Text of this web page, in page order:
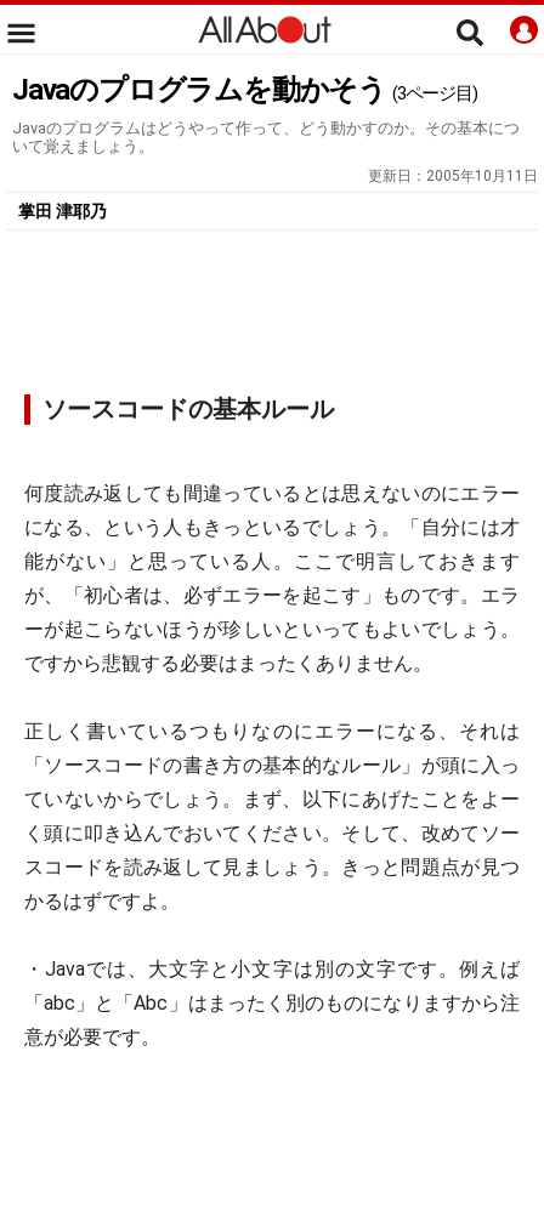
Javaのプログラムを動かそう (3ページ目)
Javaのプログラムはどうやって作って、どう動かすのか。その基本につ
いて覚えましょう。
更新日： 2005年10月11日
掌田 津耶乃
ソースコードの基本ルール
何度読み返しても間違っているとは思えないのにエラー
になる、という人もきっといるでしょう。「自分には才
能がない」と思っている人。ここで明言しておきます
が、「初心者は、必ずエラーを起こす」ものです。エラ
ーが起こらないほうが珍しいといってもよいでしょう。
ですから悲観する必要はまったくありません。
正しく書いているつもりなのにエラーになる、それは
「ソースコードの書き方の基本的なルール」が頭に入っ
ていないからでしょう。まず、以下にあげたことをよー
く頭に叩き込んでおいてください。そして、改めてソー
スコードを読み返して見ましょう。きっと問題点が見つ
かるはずですよ。
・Javaでは、大文字と小文字は別の文字です。例えば
「abc」と「Abc」はまったく別のものになりますから注
意が必要です。